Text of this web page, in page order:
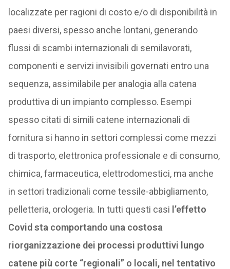
localizzate per ragioni di costo e/o di disponibilità in
paesi diversi, spesso anche lontani, generando
flussi di scambi internazionali di semilavorati,
componenti e servizi invisibili governati entro una
sequenza, assimilabile per analogia alla catena
produttiva di un impianto complesso. Esempi
spesso citati di simili catene internazionali di
fornitura si hanno in settori complessi come mezzi
di trasporto, elettronica professionale e di consumo,
chimica, farmaceutica, elettrodomestici, ma anche
in settori tradizionali come tessile-abbigliamento,
pelletteria, orologeria. In tutti questi casi l’effetto
Covid sta comportando una costosa
riorganizzazione dei processi produttivi lungo
catene più corte “regionali” o locali, nel tentativo